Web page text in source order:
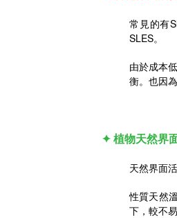
常見的有
SLES。
由於成本
衡。也因
✦ 植物天然界
天然界面
性質天然
下，較不